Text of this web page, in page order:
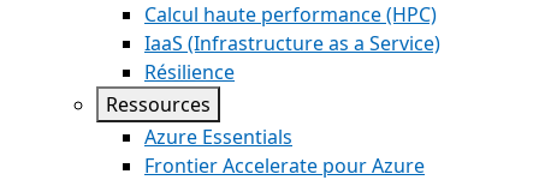
Calcul haute performance (HPC)
IaaS (Infrastructure as a Service)
Résilience
Ressources
Azure Essentials
Frontier Accelerate pour Azure